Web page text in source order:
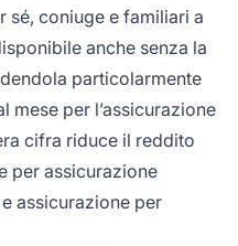
sé, coniuge e familiari a
anche senza la
particolarmente
mese per l’assicurazione
cifra riduce il reddito
per assicurazione
assicurazione per